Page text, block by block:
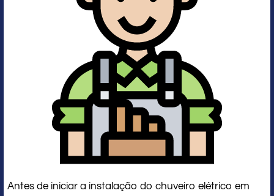
Antes de iniciar a instalação do chuveiro elétrico em